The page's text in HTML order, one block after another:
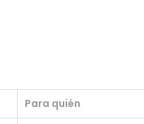
Para quién